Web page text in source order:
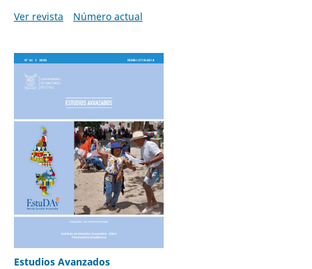
Ver revista
Número actual
Estudios Avanzados